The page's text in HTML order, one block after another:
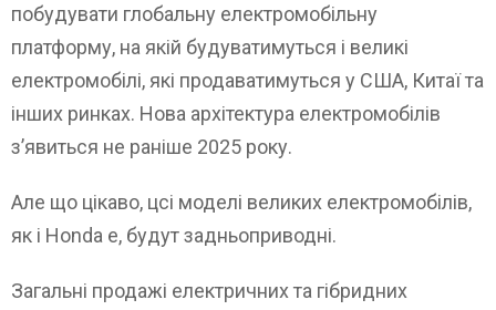
побудувати глобальну електромобільну
платформу, на якій будуватимуться і великі
електромобілі, які продаватимуться у США, Китаї та
інших ринках. Нова архітектура електромобілів
з’явиться не раніше 2025 року.
Але що цікаво, цсі моделі великих електромобілів,
як і Honda e, будут задньоприводні.
Загальні продажі електричних та гібридних